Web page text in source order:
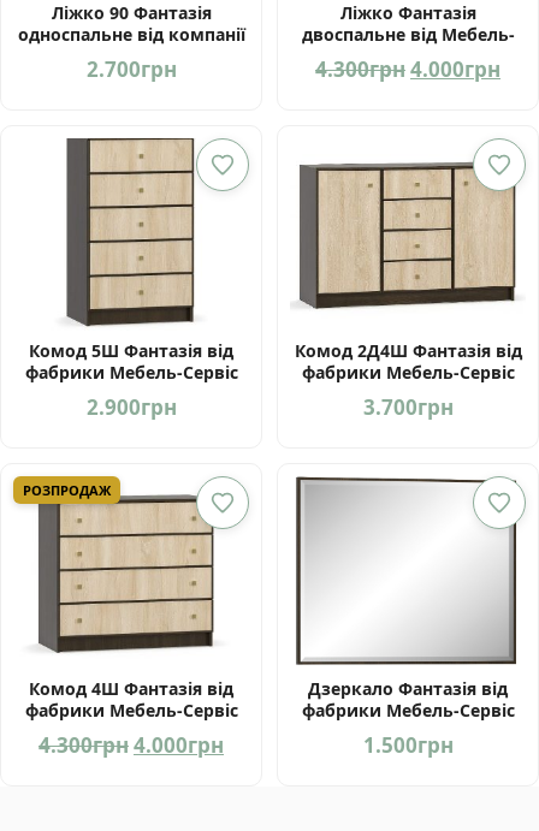
Ліжко 90 Фантазія
односпальне від компанії
Мебель-Сервіс Україна
2.700грн
Ліжко Фантазія
двоспальне від Мебель-
Сервіс Україна
4.300грн4.000грн
Комод 5Ш Фантазія від
фабрики Мебель-Сервіс
Україна
2.900грн
Комод 2Д4Ш Фантазія від
фабрики Мебель-Сервіс
Україна
3.700грн
РОЗПРОДАЖ
Комод 4Ш Фантазія від
фабрики Мебель-Сервіс
Україна
4.300грнОригінальна
4.000грн
Дзеркало Фантазія від
фабрики Мебель-Сервіс
Україна
1.500грн